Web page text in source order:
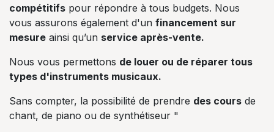
compétitifs pour répondre à tous budgets. Nous
vous assurons également d'un financement sur
mesure ainsi qu’un service après-vente.
Nous vous permettons de louer ou de réparer tous
types d'instruments musicaux.
Sans compter, la possibilité de prendre des cours de
chant, de piano ou de synthétiseur "